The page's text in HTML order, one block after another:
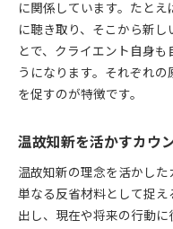
信頼できるカ
カウンセリン
無料や保険適
女性向けカウン
温故知新と言葉と資
温故知新とい
カウンセリング
温故知新の語源
に関係しています。たと
に聴き取り、そこから新
とで、クライエント自身
うになります。それぞれ
を促すのが特徴です。
温故知新を活かすカウ
温故知新の理念を活かし
単なる反省材料として捉
出し、現在や将来の行動